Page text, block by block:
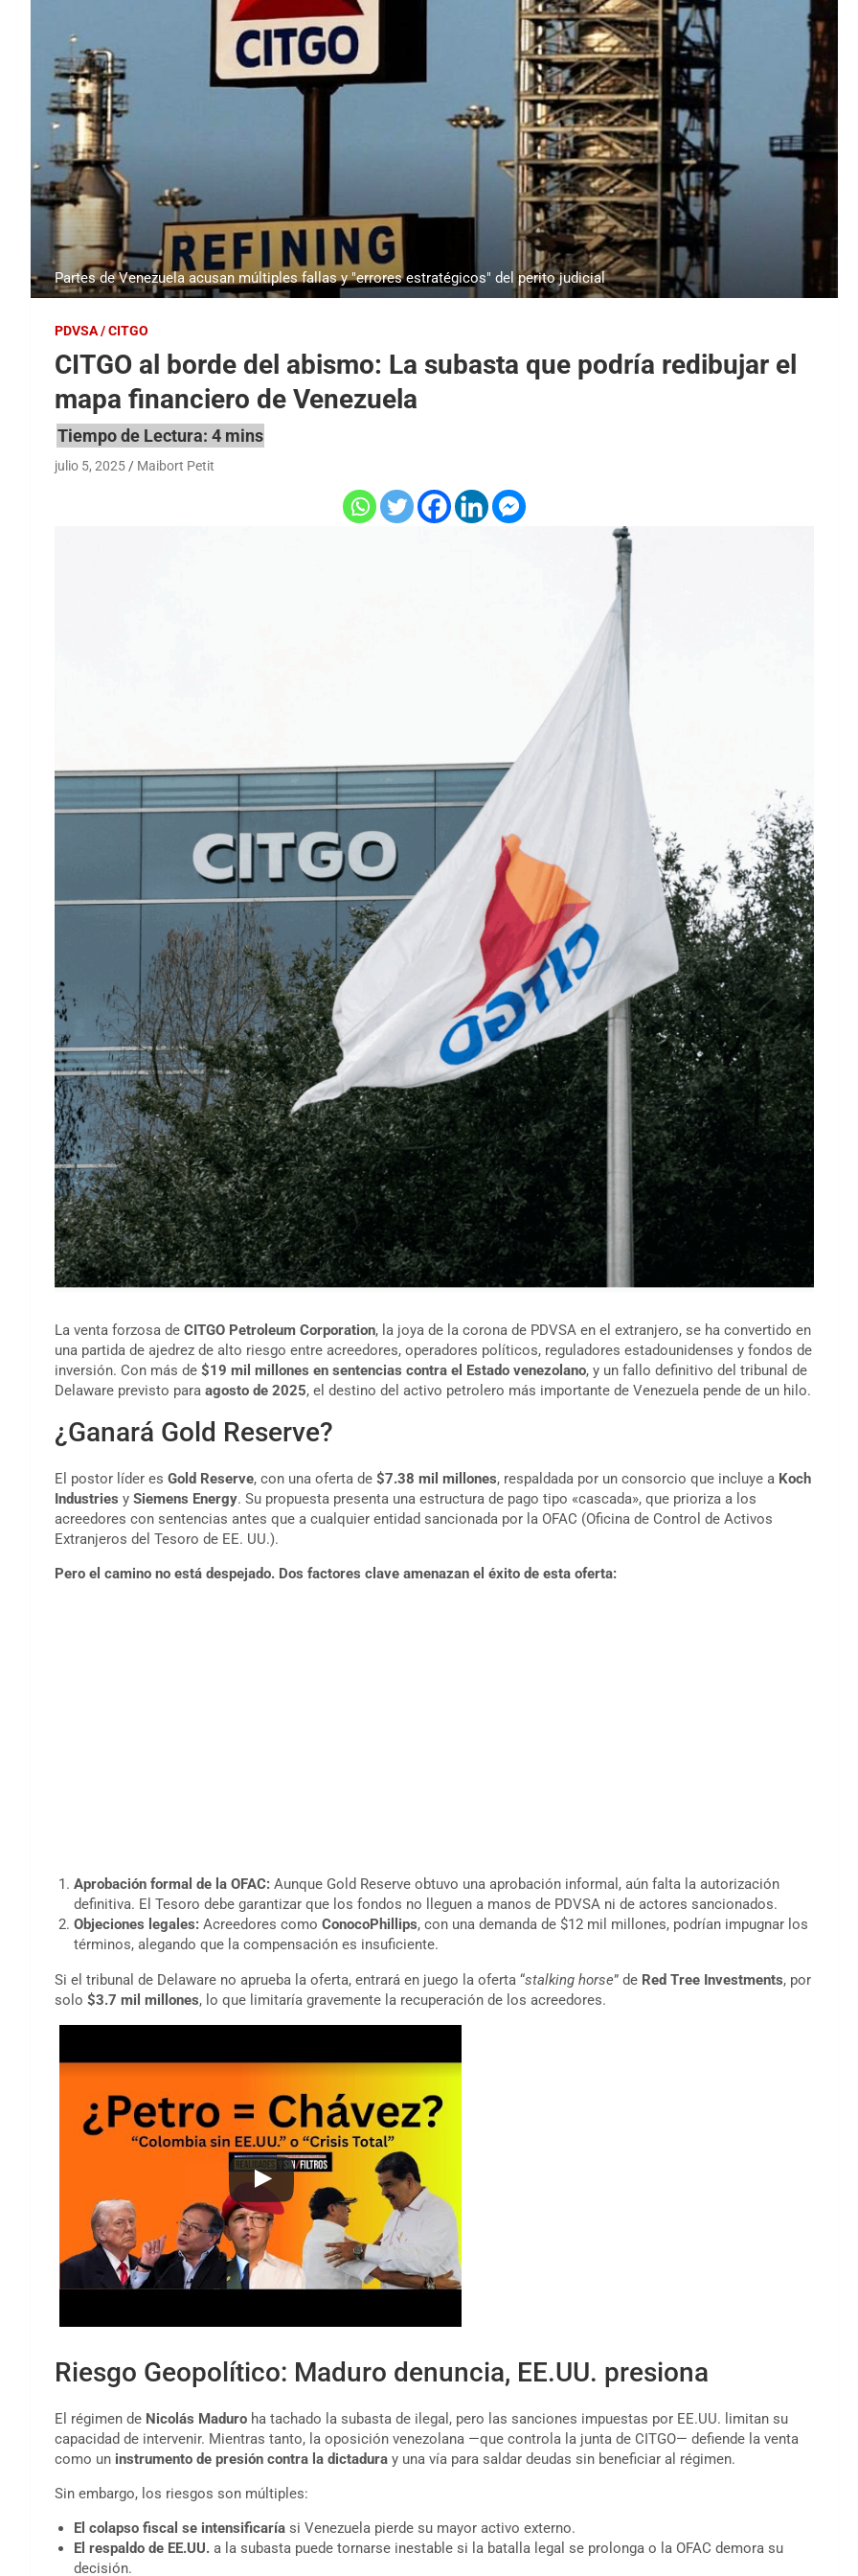
Partes de Venezuela acusan múltiples fallas y "errores estratégicos" del perito judicial
PDVSA / CITGO
CITGO al borde del abismo: La subasta que podría redibujar el
mapa financiero de Venezuela
julio 5, 2025 Maibort Petit
La venta forzosa de CITGO Petroleum Corporation, la joya de la corona de PDVSA en el extranjero, se ha convertido en
una partida de ajedrez de alto riesgo entre acreedores, operadores políticos, reguladores estadounidenses y fondos de
inversión. Con más de $19 mil millones en sentencias contra el Estado venezolano, y un fallo definitivo del tribunal de
Delaware previsto para agosto de 2025, el destino del activo petrolero más importante de Venezuela pende de un hilo.
¿Ganará Gold Reserve?
El postor líder es Gold Reserve, con una oferta de $7.38 mil millones, respaldada por un consorcio que incluye a Koch
Industries y Siemens Energy. Su propuesta presenta una estructura de pago tipo «cascada», que prioriza a los
acreedores con sentencias antes que a cualquier entidad sancionada por la OFAC (Oficina de Control de Activos
Extranjeros del Tesoro de EE. UU.).
Pero el camino no está despejado. Dos factores clave amenazan el éxito de esta oferta:
Aprobación formal de la OFAC: Aunque Gold Reserve obtuvo una aprobación informal, aún falta la autorización
definitiva. El Tesoro debe garantizar que los fondos no lleguen a manos de PDVSA ni de actores sancionados.
Objeciones legales: Acreedores como ConocoPhillips, con una demanda de $12 mil millones, podrían impugnar los
términos, alegando que la compensación es insuficiente.
Si el tribunal de Delaware no aprueba la oferta, entrará en juego la oferta “stalking horse” de Red Tree Investments, por
solo $3.7 mil millones, lo que limitaría gravemente la recuperación de los acreedores.
Riesgo Geopolítico: Maduro denuncia, EE.UU. presiona
El régimen de Nicolás Maduro ha tachado la subasta de ilegal, pero las sanciones impuestas por EE.UU. limitan su
capacidad de intervenir. Mientras tanto, la oposición venezolana —que controla la junta de CITGO— defiende la venta
como un instrumento de presión contra la dictadura y una vía para saldar deudas sin beneficiar al régimen.
Sin embargo, los riesgos son múltiples:
El colapso fiscal se intensificaría si Venezuela pierde su mayor activo externo.
El respaldo de EE.UU. a la subasta puede tornarse inestable si la batalla legal se prolonga o la OFAC demora su
decisión.